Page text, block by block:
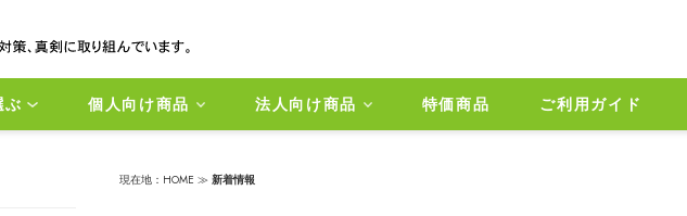
ぶ 個人向け商品 法人向け商品 特価商品 ご利用ガイド
現在地： HOME ≫ 新着情報